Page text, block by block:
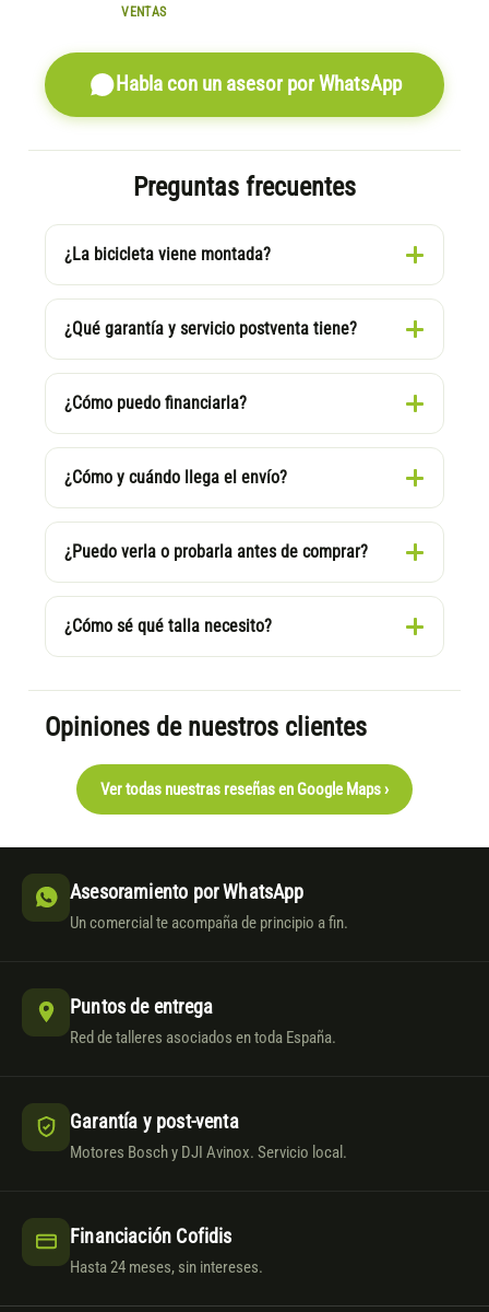
VENTAS
Habla con un asesor por WhatsApp
Preguntas frecuentes
¿La bicicleta viene montada?
¿Qué garantía y servicio postventa tiene?
¿Cómo puedo financiarla?
¿Cómo y cuándo llega el envío?
¿Puedo verla o probarla antes de comprar?
¿Cómo sé qué talla necesito?
Opiniones de nuestros clientes
Ver todas nuestras reseñas en Google Maps ›
Asesoramiento por WhatsApp
Un comercial te acompaña de principio a fin.
Puntos de entrega
Red de talleres asociados en toda España.
Garantía y post-venta
Motores Bosch y DJI Avinox. Servicio local.
Financiación Cofidis
Hasta 24 meses, sin intereses.